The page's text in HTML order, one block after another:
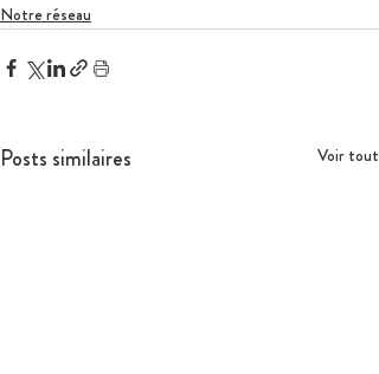
Notre réseau
Posts similaires Voir tout